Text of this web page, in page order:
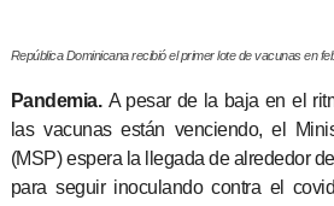
República Dominicana recibió el primer lote de vacunas en
Pandemia.A pesar de la baja en el
las vacunas están venciendo, el
(MSP) espera la llegada de alrededor
para seguir inoculando contra el